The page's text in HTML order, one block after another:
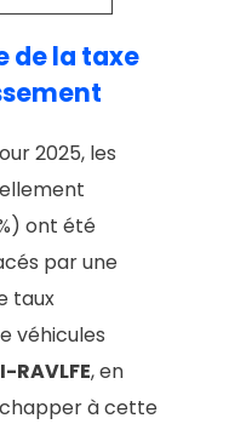
de la taxe
2025, les
ont été
par une
taux
véhicules
RAVLFE, en
à cette